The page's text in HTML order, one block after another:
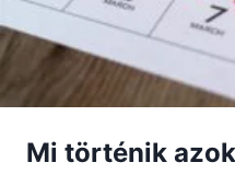
Mi történik